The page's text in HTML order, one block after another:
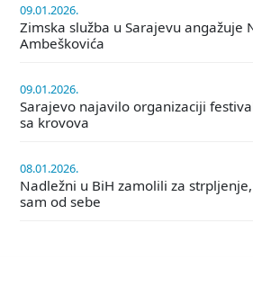
09.01.2026.
Zimska služba u Sarajevu angažuje
Ambeškovića
09.01.2026.
Sarajevo najavilo organizaciji
sa krovova
08.01.2026.
Nadležni u BiH zamolili za
sam od sebe